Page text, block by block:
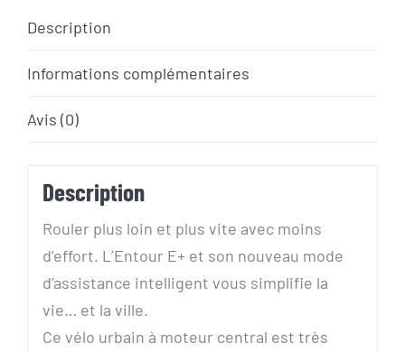
ENTOUR
+1
Description
Informations complémentaires
Avis (0)
Description
Rouler plus loin et plus vite avec moins
d’effort. L’Entour E+ et son nouveau mode
d’assistance intelligent vous simplifie la
vie… et la ville.
Ce vélo urbain à moteur central est très